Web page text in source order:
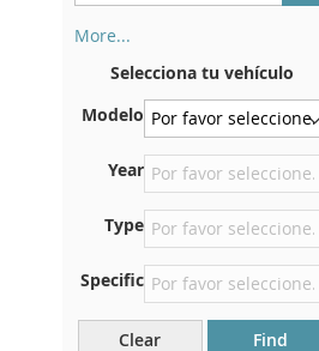
More...
encuentra en el reverso de su
certificado de registro. Y
también en el coche.
En la placa inferior del
asiento delantero derecho
Centrar contra el mamparo
debajo del capó.
Justo en el compartimento
del motor.
Selecciona tu vehículo
Modelo
Year
Type
Specific
Clear Find